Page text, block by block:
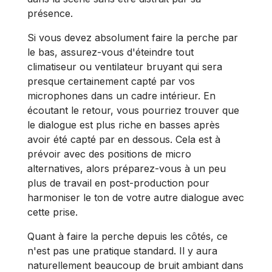
présence.
Si vous devez absolument faire la perche par
le bas, assurez-vous d'éteindre tout
climatiseur ou ventilateur bruyant qui sera
presque certainement capté par vos
microphones dans un cadre intérieur. En
écoutant le retour, vous pourriez trouver que
le dialogue est plus riche en basses après
avoir été capté par en dessous. Cela est à
prévoir avec des positions de micro
alternatives, alors préparez-vous à un peu
plus de travail en post-production pour
harmoniser le ton de votre autre dialogue avec
cette prise.
Quant à faire la perche depuis les côtés, ce
n'est pas une pratique standard. Il y aura
naturellement beaucoup de bruit ambiant dans